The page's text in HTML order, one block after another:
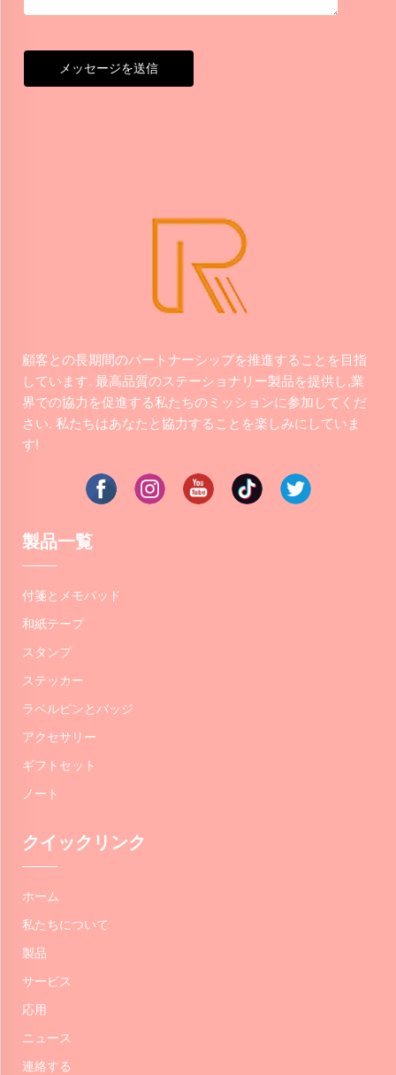
メッセージを送信
顧客との長期間のパートナーシップを推進することを目指
しています. 最高品質のステーショナリー製品を提供し,業
界での協力を促進する私たちのミッションに参加してくだ
さい. 私たちはあなたと協力することを楽しみにしていま
す!
製品一覧
付箋とメモパッド
和紙テープ
スタンプ
ステッカー
ラベルピンとバッジ
アクセサリー
ギフトセット
ノート
クイックリンク
ホーム
私たちについて
製品
サービス
応用
ニュース
連絡する